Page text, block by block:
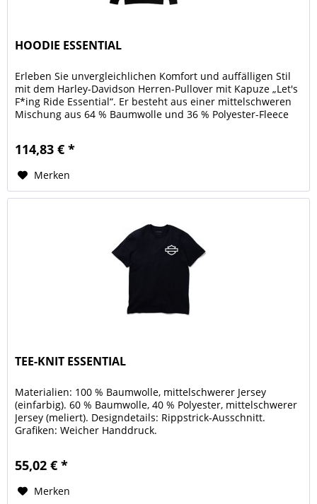
HOODIE ESSENTIAL
Erleben Sie unvergleichlichen Komfort und auffälligen Stil
mit dem Harley-Davidson Herren-Pullover mit Kapuze „Let's
F*ing Ride Essential“. Er besteht aus einer mittelschweren
Mischung aus 64 % Baumwolle und 36 % Polyester-Fleece
114,83 € *
Merken
TEE-KNIT ESSENTIAL
Materialien: 100 % Baumwolle, mittelschwerer Jersey
(einfarbig). 60 % Baumwolle, 40 % Polyester, mittelschwerer
Jersey (meliert). Designdetails: Rippstrick-Ausschnitt.
Grafiken: Weicher Handdruck.
55,02 € *
Merken